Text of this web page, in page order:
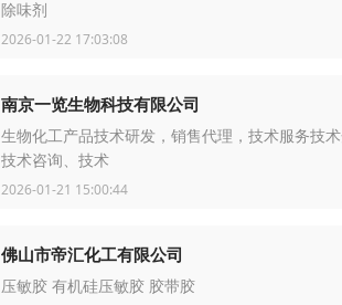
除味剂
2026-01-22 17:03:08
南京一览生物科技有限公司
生物化工产品技术研发，销售代理，技术服务技
技术咨询、技术
2026-01-21 15:00:44
佛山市帝汇化工有限公司
压敏胶 有机硅压敏胶 胶带胶